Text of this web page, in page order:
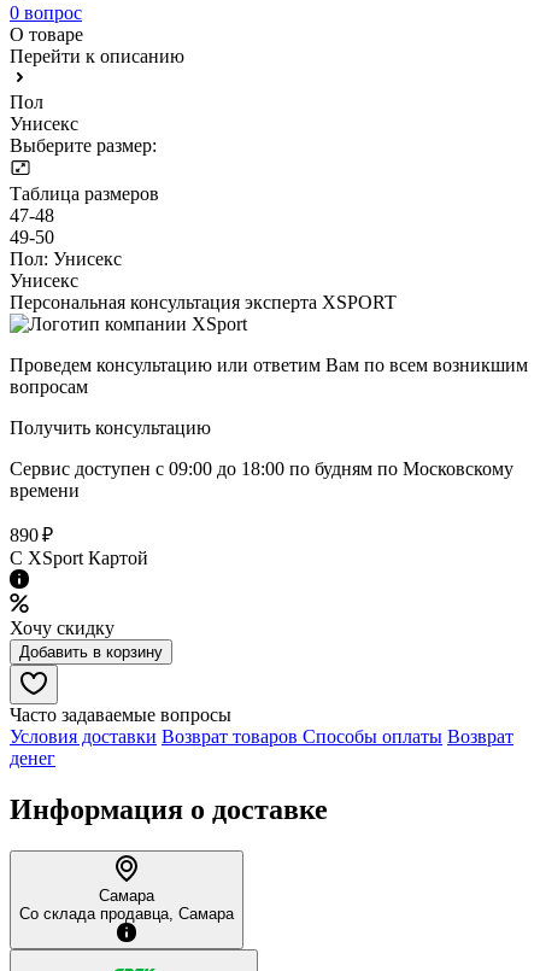
0 вопрос
О товаре
Перейти к описанию
Пол
Унисекс
Выберите размер:
Таблица размеров
47-48
49-50
Пол: Унисекс
Унисекс
Персональная консультация эксперта XSPORT
Проведем консультацию или ответим Вам по всем возникшим
вопросам
Получить консультацию
Сервис доступен с 09:00 до 18:00 по будням по Московcкому
времени
890 ₽
C XSport Картой
Хочу скидку
Добавить в корзину
Часто задаваемые вопросы
Условия доставки Возврат товаров Способы оплаты Возврат
денег
Информация о доставке
Самара
Со склада продавца, Самара